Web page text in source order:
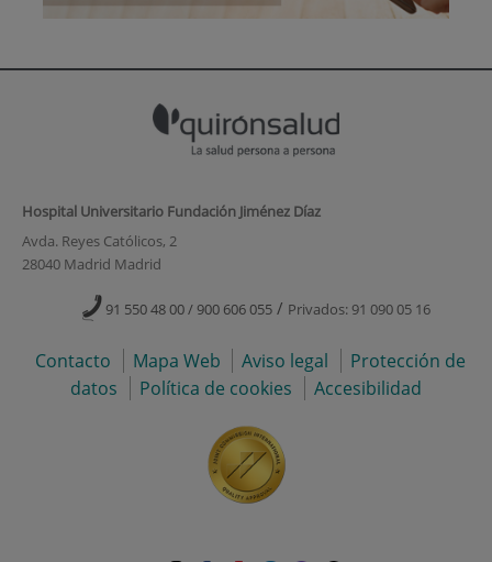
Hospital Universitario Fundación Jiménez Díaz
Avda. Reyes Católicos, 2
28040 Madrid Madrid
91 550 48 00 / 900 606 055 / Privados: 91 090 05 16
Contacto Mapa Web Aviso legal
Protección de
datos
Política de cookies Accesibilidad